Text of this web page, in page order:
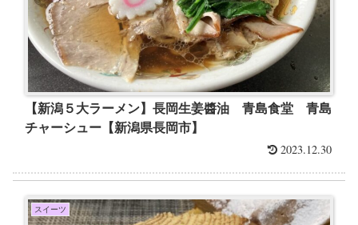
【新潟５大ラーメン】長岡生姜醬油 青島食堂 青島
チャーシュー【新潟県長岡市】
2023.12.30
スイーツ